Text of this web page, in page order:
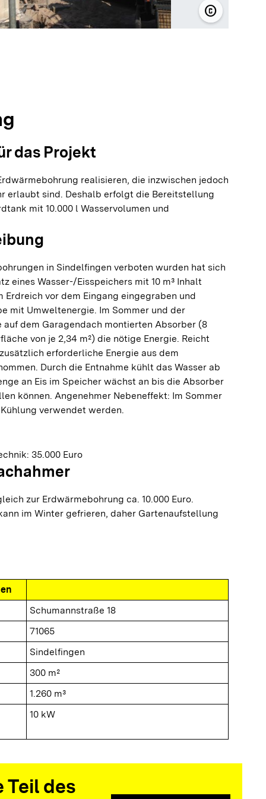
copyright© HNP
springen
springen
das Projekt
realisieren, die inzwischen jedoch
erlaubt sind. Deshalb erfolgt die Bereitstellung
mit 10.000 l Wasservolumen und
in Sindelfingen verboten wurden hat sich
eines Wasser-/Eisspeichers mit 10 m³ Inhalt
Erdreich vor dem Eingang eingegraben und
mit Umweltenergie. Im Sommer und der
dem Garagendach montierten Absorber (8
von je 2,34 m²) die nötige Energie. Reicht
erforderliche Energie aus dem
Durch die Entnahme kühlt das Wasser ab
an Eis im Speicher wächst an bis die Absorber
können. Angenehmer Nebeneffekt: Im Sommer
verwendet werden.
35.000 Euro
zur Erdwärmebohrung ca. 10.000 Euro.
im Winter gefrieren, daher Gartenaufstellung
Schumannstraße 18
71065
Sindelfingen
300 m²
1.260 m³
10 kW
Teil des